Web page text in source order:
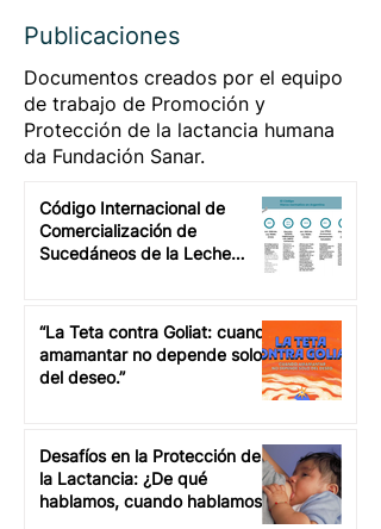
Publicaciones
Documentos creados por el equipo
de trabajo de Promoción y
Protección de la lactancia humana
da Fundación Sanar.
Código Internacional de
Comercialización de
Sucedáneos de la Leche
Argentina?
“La Teta contra Goliat: cuando
amamantar no depende solo
del deseo.”
Desafíos en la Protección de
la Lactancia: ¿De qué
hablamos, cuando hablamos